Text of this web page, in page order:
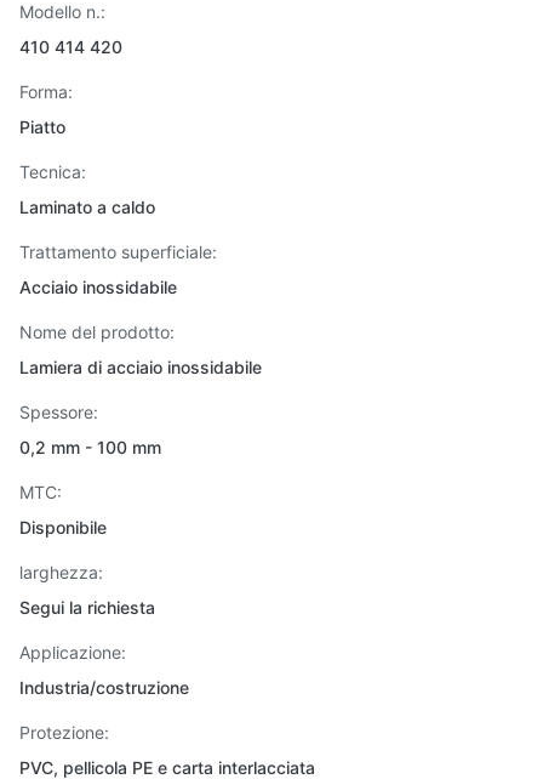
Modello n.:
410 414 420
Forma:
Piatto
Tecnica:
Laminato a caldo
Trattamento superficiale:
Acciaio inossidabile
Nome del prodotto:
Lamiera di acciaio inossidabile
Spessore:
0,2 mm - 100 mm
MTC:
Disponibile
larghezza:
Segui la richiesta
Applicazione:
Industria/costruzione
Protezione:
PVC, pellicola PE e carta interlacciata